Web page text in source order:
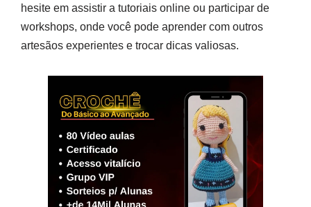
hesite em assistir a tutoriais online ou participar de
workshops, onde você pode aprender com outros
artesãos experientes e trocar dicas valiosas.